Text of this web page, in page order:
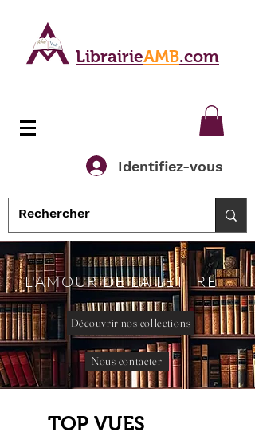
LibrairieAMB.com
Identifiez-vous
L'AMOUR DE LA LETTRE
Découvrir nos collections
Nous contacter
TOP VUES